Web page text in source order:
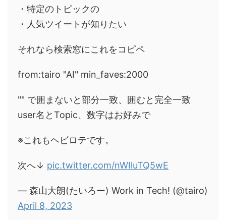
・特定のトピックの
・人気ツイートが知りたい
それなら検索窓にこれをコピペ
from:tairo "AI" min_faves:2000
"" で囲まないと部分一致、囲むと完全一致
user名とTopic、数字はお好みで
※これもヘビロテです。
次へ↓ pic.twitter.com/nWIluTQ5wE
— 森山大朗(たいろー) Work in Tech! (@tairo)
April 8, 2023